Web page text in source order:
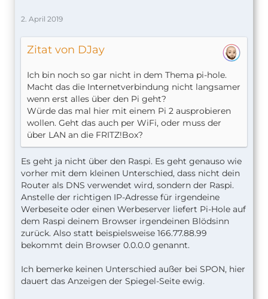
2. April 2019
Zitat von DJay
Ich bin noch so gar nicht in dem Thema pi-hole.
Macht das die Internetverbindung nicht langsamer
wenn erst alles über den Pi geht?
Würde das mal hier mit einem Pi 2 ausprobieren
wollen. Geht das auch per WiFi, oder muss der
über LAN an die FRITZ!Box?
Es geht ja nicht über den Raspi. Es geht genauso wie
vorher mit dem kleinen Unterschied, dass nicht dein
Router als DNS verwendet wird, sondern der Raspi.
Anstelle der richtigen IP-Adresse für irgendeine
Werbeseite oder einen Werbeserver liefert Pi-Hole auf
dem Raspi deinem Browser irgendeinen Blödsinn
zurück. Also statt beispielsweise 166.77.88.99
bekommt dein Browser 0.0.0.0 genannt.
Ich bemerke keinen Unterschied außer bei SPON, hier
dauert das Anzeigen der Spiegel-Seite ewig.